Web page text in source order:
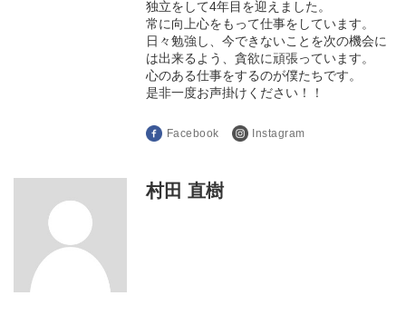
独立をして4年目を迎えました。
常に向上心をもって仕事をしています。
日々勉強し、今できないことを次の機会に
は出来るよう、貪欲に頑張っています。
心のある仕事をするのが僕たちです。
是非一度お声掛けください！！
Facebook Instagram
村田 直樹